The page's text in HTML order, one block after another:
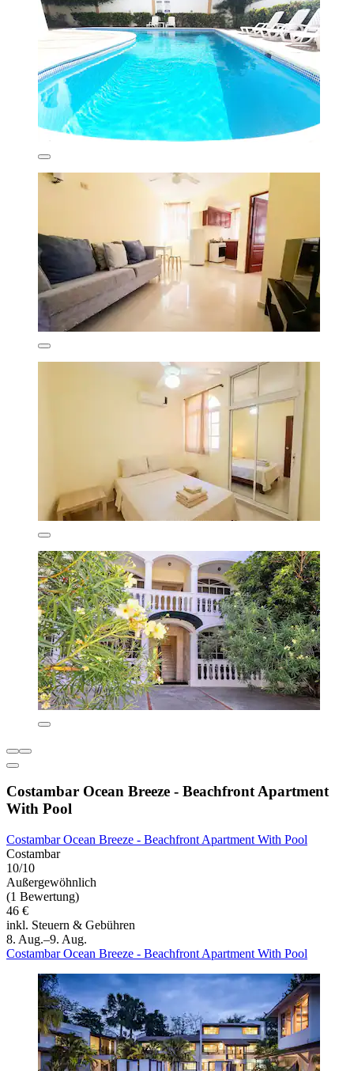
Costambar Ocean Breeze - Beachfront Apartment
With Pool
Costambar Ocean Breeze - Beachfront Apartment With Pool
Costambar
10/10
Außergewöhnlich
(1 Bewertung)
46 €
inkl. Steuern & Gebühren
8. Aug.–9. Aug.
Costambar Ocean Breeze - Beachfront Apartment With Pool